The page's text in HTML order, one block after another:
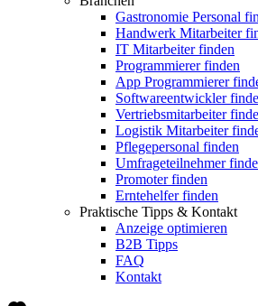
Gastronomie Personal
Handwerk Mitarbeiter
IT Mitarbeiter finden
Programmierer finden
App Programmierer
Softwareentwickler
Vertriebsmitarbeiter
Logistik Mitarbeiter
Pflegepersonal finden
Umfrageteilnehmer
Promoter finden
Erntehelfer finden
Praktische Tipps & Kontakt
Anzeige optimieren
B2B Tipps
FAQ
Kontakt